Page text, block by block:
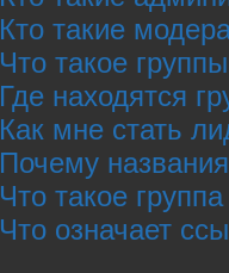
Кто такие
Что такое
Где находятся
Как мне стать
Почему
Что такое
Что означает